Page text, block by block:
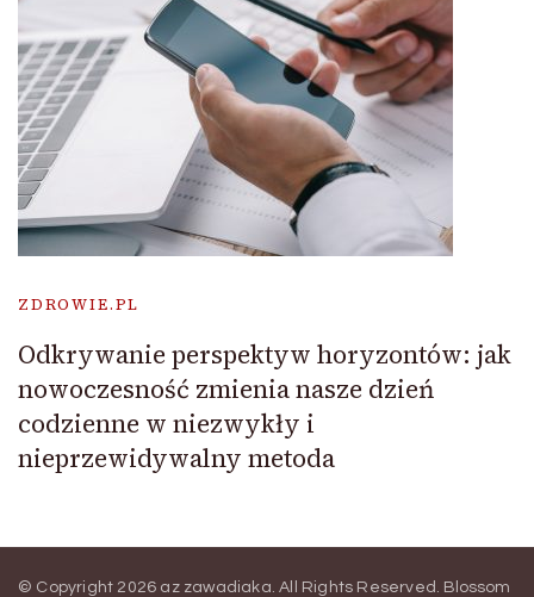
ZDROWIE.PL
Odkrywanie perspektyw horyzontów: jak
nowoczesność zmienia nasze dzień
codzienne w niezwykły i
nieprzewidywalny metoda
© Copyright 2026 az zawadiaka. All Rights Reserved. Blossom